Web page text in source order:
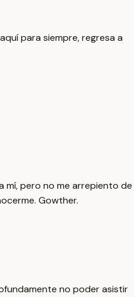
para siempre, regresa a
mí, pero no me arrepiento de
Gowther.
no poder asistir